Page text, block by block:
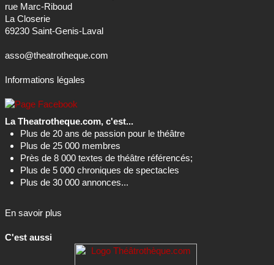
rue Marc-Riboud
La Closerie
69230 Saint-Genis-Laval
asso@theatrotheque.com
Informations légales
La Theatrotheque.com, c'est...
Plus de 20 ans de passion pour le théâtre
Plus de 25 000 membres
Près de 8 000 textes de théâtre référencés;
Plus de 5 000 chroniques de spectacles
Plus de 30 000 annonces...
En savoir plus
C'est aussi